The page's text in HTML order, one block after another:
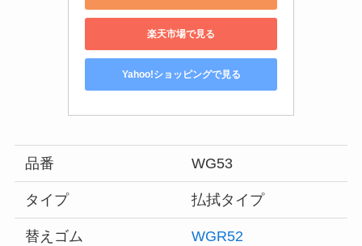
楽天市場で見る
Yahoo!ショッピングで見る
品番 WG53
タイプ 払拭タイプ
替えゴム WGR52